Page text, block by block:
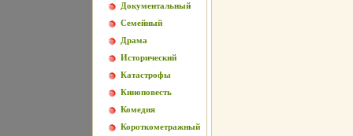
Документальный
Семейный
Драма
Исторический
Катастрофы
Киноповесть
Комедия
Короткометражный